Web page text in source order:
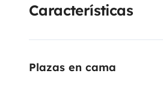
Características
Plazas en cama